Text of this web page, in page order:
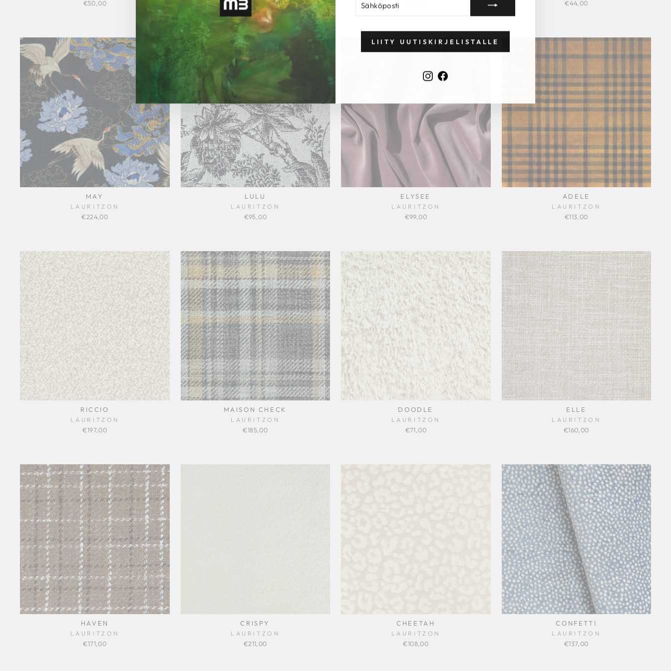
LIITY UUTISKIRJELISTALLE
InstagramFacebook
€50,00 €87,00 €44,00
MAY
LAURITZON
€224,00
LULU
LAURITZON
€95,00
ELYSEE
LAURITZON
€99,00
ADELE
LAURITZON
€113,00
RICCIO
LAURITZON
€197,00
MAISON CHECK
LAURITZON
€185,00
DOODLE
LAURITZON
€71,00
ELLE
LAURITZON
€160,00
HAVEN
LAURITZON
€171,00
CRISPY
LAURITZON
€211,00
CHEETAH
LAURITZON
€108,00
CONFETTI
LAURITZON
€137,00